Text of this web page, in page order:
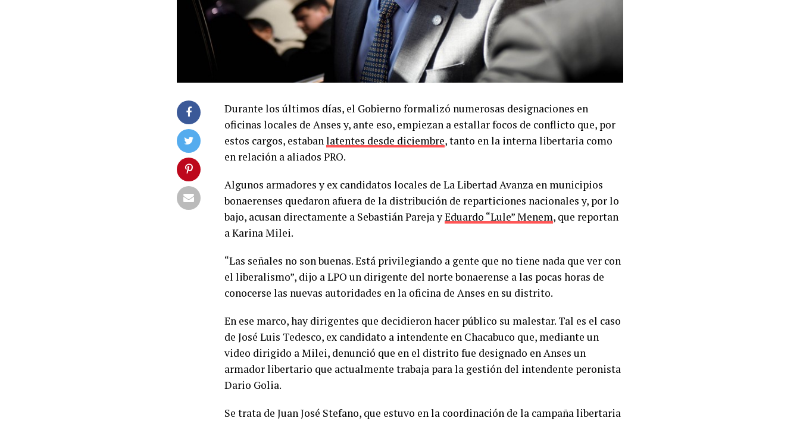
Durante los últimos días, el Gobierno formalizó numerosas designaciones en
oficinas locales de Anses y, ante eso, empiezan a estallar focos de conflicto que, por
estos cargos, estabanlatentes desde diciembre, tanto en la interna libertaria como
en relación a aliados PRO.
Algunos armadores y ex candidatos locales de La Libertad Avanza en municipios
bonaerenses quedaron afuera de la distribución de reparticiones nacionales y, por lo
bajo, acusan directamente a Sebastián Pareja yEduardo “Lule” Menem, que reportan
a Karina Milei.
“Las señales no son buenas. Está privilegiando a gente que no tiene nada que ver con
el liberalismo”, dijo a LPO un dirigente del norte bonaerense a las pocas horas de
conocerse las nuevas autoridades en la oficina de Anses en su distrito.
En ese marco, hay dirigentes que decidieron hacer público su malestar. Tal es el caso
de José Luis Tedesco, ex candidato a intendente en Chacabuco que, mediante un
video dirigido a Milei, denunció que en el distrito fue designado en Anses un
armador libertario que actualmente trabaja para la gestión del intendente peronista
Dario Golia.
Se trata de Juan José Stefano, que estuvo en la coordinación de la campaña libertaria